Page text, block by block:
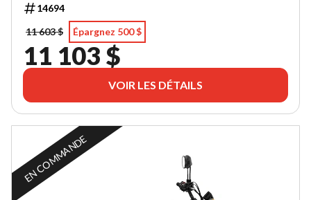
14694
11 603 $
Épargnez 500 $
11 103 $
VOIR LES DÉTAILS
EN COMMANDE